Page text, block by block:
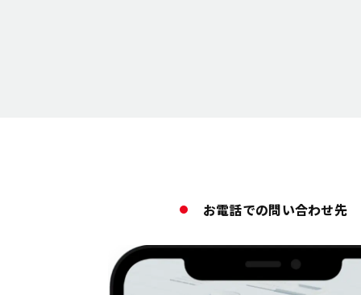
お電話での問い合わせ先